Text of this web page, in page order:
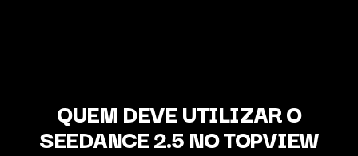
QUEM DEVE UTILIZAR O
SEEDANCE 2.5 NO TOPVIEW